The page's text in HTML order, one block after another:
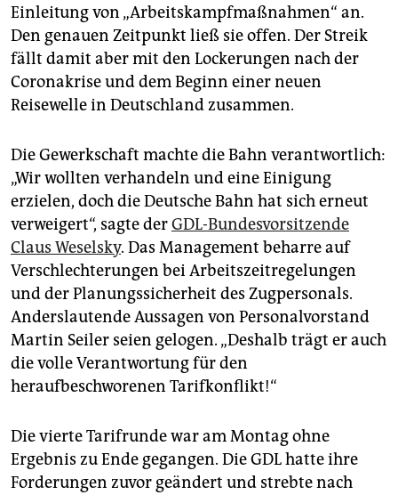
epaper login
Einleitung von „Arbeitskampfmaßnahmen“ an.
Den genauen Zeitpunkt ließ sie offen. Der Streik
fällt damit aber mit den Lockerungen nach der
Coronakrise und dem Beginn einer neuen
Reisewelle in Deutschland zusammen.
Die Gewerkschaft machte die Bahn verantwortlich:
„Wir wollten verhandeln und eine Einigung
erzielen, doch die Deutsche Bahn hat sich erneut
verweigert“, sagte derGDL-Bundesvorsitzende
Claus Weselsky. Das Management beharre auf
Verschlechterungen bei Arbeitszeitregelungen
und der Planungssicherheit des Zugpersonals.
Anderslautende Aussagen von Personalvorstand
Martin Seiler seien gelogen. „Deshalb trägt er auch
die volle Verantwortung für den
heraufbeschworenen Tarifkonflikt!“
Die vierte Tarifrunde war am Montag ohne
Ergebnis zu Ende gegangen. Die GDL hatte ihre
Forderungen zuvor geändert und strebte nach